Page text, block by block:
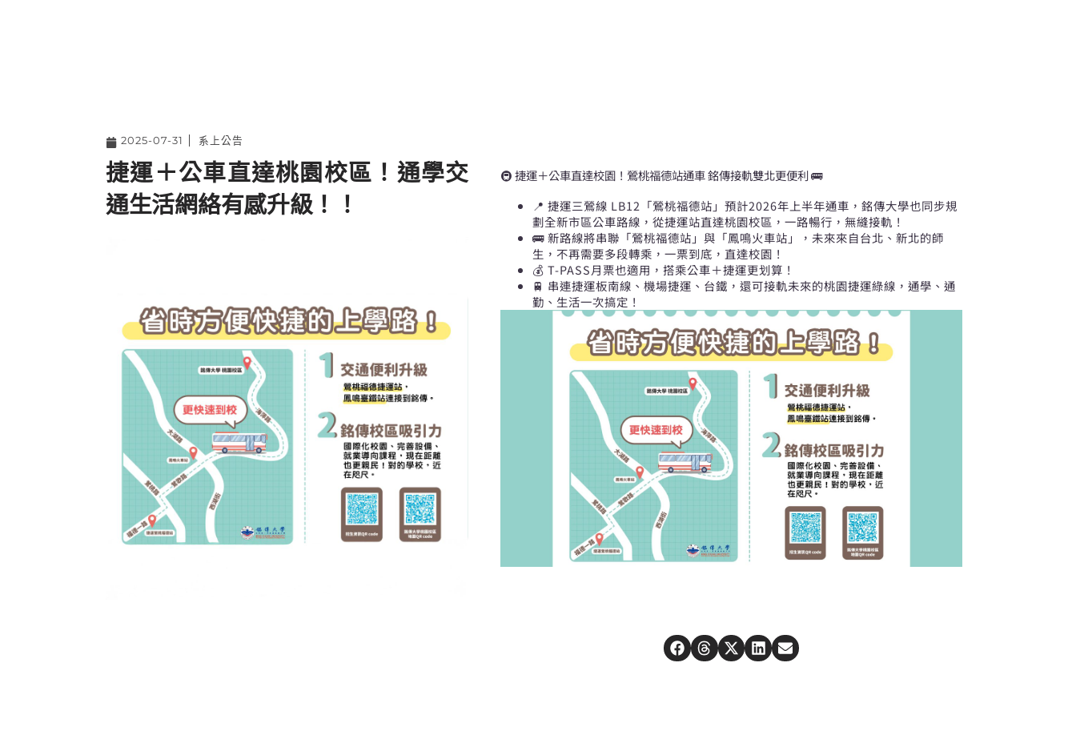
2025-07-31 系上公告
捷運＋公車直達桃園校區！通學交
通生活網絡有感升級！！
🚇 捷運＋公車直達校園！鶯桃福德站通車 銘傳接軌雙北更便利 🚌
📍 捷運三鶯線 LB12「鶯桃福德站」預計2026年上半年通車，銘傳大學也同步規
劃全新市區公車路線，從捷運站直達桃園校區，一路暢行，無縫接軌！
🚌 新路線將串聯「鶯桃福德站」與「鳳鳴火車站」，未來來自台北、新北的師
生，不再需要多段轉乘，一票到底，直達校園！
💰 T-PASS月票也適用，搭乘公車＋捷運更划算！
🚆 串連捷運板南線、機場捷運、台鐵，還可接軌未來的桃園捷運綠線，通學、通
勤、生活一次搞定！